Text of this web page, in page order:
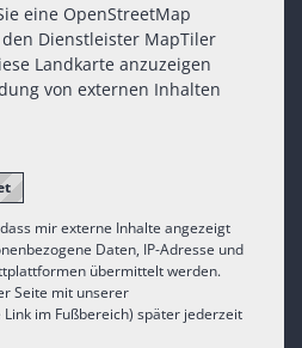
eine OpenStreetMap
Dienstleister MapTiler
Landkarte anzuzeigen
von externen Inhalten
mir externe Inhalte angezeigt
Daten, IP-Adresse und
übermittelt werden.
Seite mit unserer
im Fußbereich) später jederzeit